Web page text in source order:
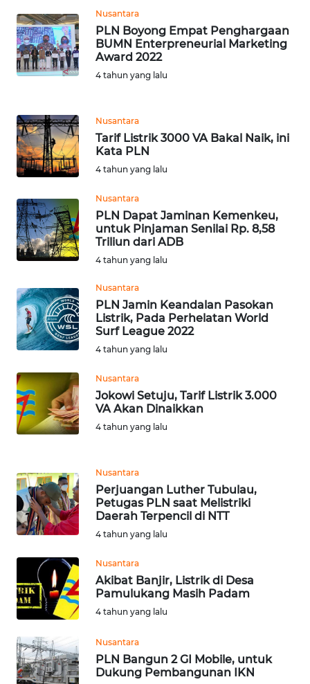
Nusantara
PLN Boyong Empat Penghargaan
BUMN Enterpreneurial Marketing
Award 2022
4 tahun yang lalu
Nusantara
Tarif Listrik 3000 VA Bakal Naik, ini
Kata PLN
4 tahun yang lalu
Nusantara
PLN Dapat Jaminan Kemenkeu,
untuk Pinjaman Senilai Rp. 8,58
Triliun dari ADB
4 tahun yang lalu
Nusantara
PLN Jamin Keandalan Pasokan
Listrik, Pada Perhelatan World
Surf League 2022
4 tahun yang lalu
Nusantara
Jokowi Setuju, Tarif Listrik 3.000
VA Akan Dinaikkan
4 tahun yang lalu
Nusantara
Perjuangan Luther Tubulau,
Petugas PLN saat Melistriki
Daerah Terpencil di NTT
4 tahun yang lalu
Nusantara
Akibat Banjir, Listrik di Desa
Pamulukang Masih Padam
4 tahun yang lalu
Nusantara
PLN Bangun 2 GI Mobile, untuk
Dukung Pembangunan IKN
WN
KALTENG
WN
WN
KALSEL
WN
WN
SULSEL
GORONTALO
WN
SULUT
WN
MALUKU
WN
WN
DAIRI
WN
TOBA
WN
NIAS
WN
LANGKAT